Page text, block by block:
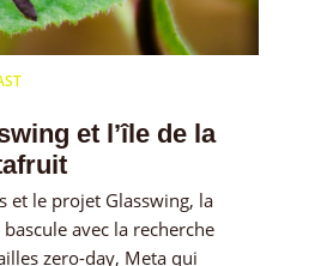
et l’île de la
et le projet Glasswing, la
avec la recherche
zero-day, Meta qui